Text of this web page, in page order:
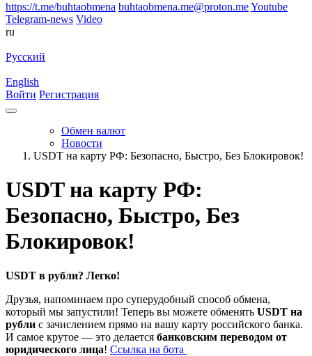
https://t.me/buhtaobmena buhtaobmena.me@proton.meYoutube
Telegram-news Video
ru
Русский
English
Войти Регистрация
Обмен валют
Новости
USDT на карту РФ: Безопасно, Быстро, Без Блокировок!
USDT на карту РФ:
Безопасно, Быстро, Без
Блокировок!
USDT в рубли? Легко!
Друзья, напоминаем про суперудобный способ обмена,
который мы запустили! Теперь вы можете обменять USDT на
рубли с зачислением прямо на вашу карту российского банка.
И самое крутое — это делается банковским переводом от
юридического лица! Ссылка на бота